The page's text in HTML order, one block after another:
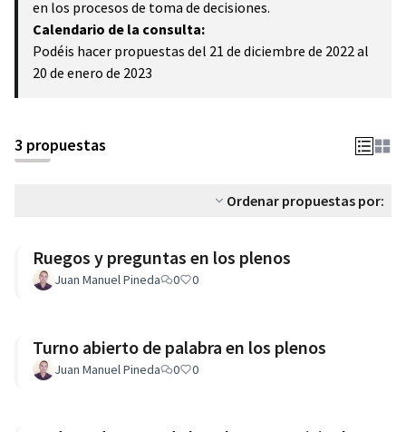
en los procesos de toma de decisiones.
Calendario de la consulta:
Podéis hacer propuestas del 21 de diciembre de 2022 al
20 de enero de 2023
3 propuestas
Ordenar propuestas por:
Ruegos y preguntas en los plenos
Juan Manuel Pineda 0 0
Turno abierto de palabra en los plenos
Juan Manuel Pineda 0 0